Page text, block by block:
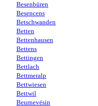
Besenbüren
Besencens
Betschwanden
Betten
Bettenhausen
Bettens
Bettingen
Bettlach
Bettmeralp
Bettwiesen
Bettwil
Beurnevésin